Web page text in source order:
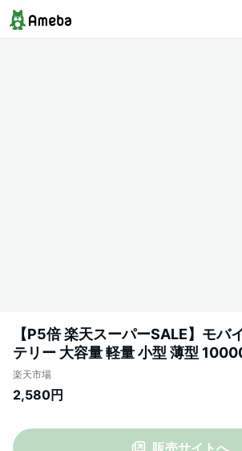
【P5倍 楽天スーパーSALE】モバ
テリー 大容量 軽量 小型 薄型
スマホ 充電器 アンドロイド 急速 充
イフォン 充電 バッテリー 携帯充電
テリー ポータブル充電器 モバイル
携帯バッテリー
楽天市場
2,580円
販売サイトへ